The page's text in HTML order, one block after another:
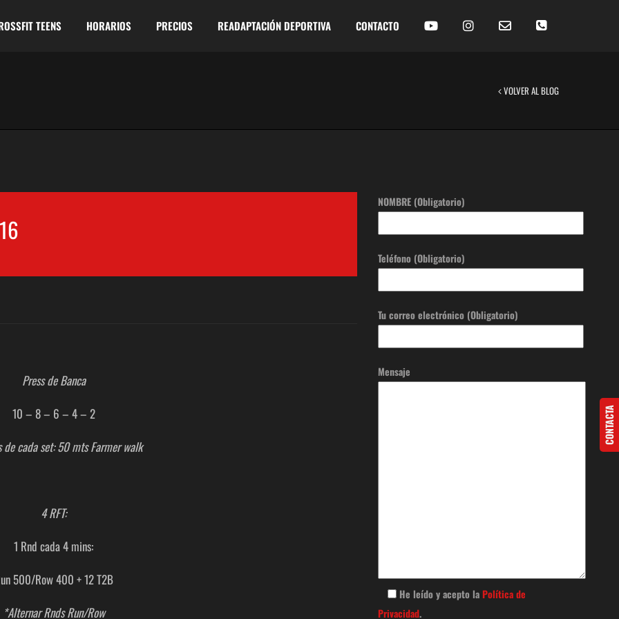
TEENS HORARIOS PRECIOS READAPTACIÓN DEPORTIVA CONTACTO
VOLVER AL BLOG
Press de Banca
10 – 8 – 6 – 4 – 2
de cada set: 50 mts Farmer walk
4 RFT:
1 Rnd cada 4 mins:
500/Row 400 + 12 T2B
*Alternar Rnds Run/Row
NOMBRE (Obligatorio)
Teléfono (Obligatorio)
Tu correo electrónico (Obligatorio)
Mensaje
He leído y acepto laPolítica de
Privacidad.
CONTACTA